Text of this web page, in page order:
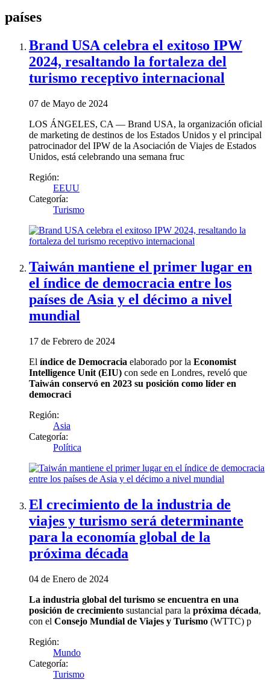
países
Brand USA celebra el exitoso IPW
2024, resaltando la fortaleza del
turismo receptivo internacional
07 de Mayo de 2024
LOS ÁNGELES, CA — Brand USA, la organización oficial
de marketing de destinos de los Estados Unidos y el principal
patrocinador del IPW de la Asociación de Viajes de Estados
Unidos, está celebrando una semana fruc
Región:
EEUU
Categoría:
Turismo
Taiwán mantiene el primer lugar en
el índice de democracia entre los
países de Asia y el décimo a nivel
mundial
17 de Febrero de 2024
El índice de Democracia elaborado por la Economist
Intelligence Unit (EIU) con sede en Londres, reveló que
Taiwán conservó en 2023 su posición como líder en
democraci
Región:
Asia
Categoría:
Política
El crecimiento de la industria de
viajes y turismo será determinante
para la economía global de la
próxima década
04 de Enero de 2024
La industria global del turismo se encuentra en una
posición de crecimiento sustancial para la próxima década,
con el Consejo Mundial de Viajes y Turismo (WTTC) p
Región:
Mundo
Categoría:
Turismo